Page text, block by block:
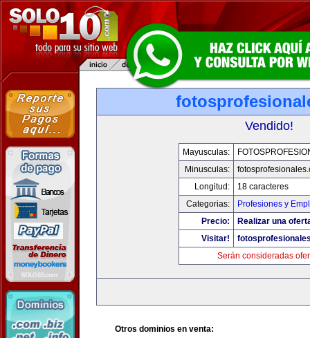
Vendido!
Mayusculas:
Minusculas:
Longitud:
18 caracteres
Categorias:
Profesiones y
Precio:
Realizar una
Visitar!
Serán consideradas
Otros dominios en venta: